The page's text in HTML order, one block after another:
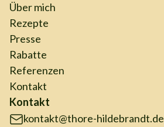
Über mich
Rezepte
Presse
Rabatte
Referenzen
Kontakt
Kontakt
kontakt@thore-hildebrandt.de